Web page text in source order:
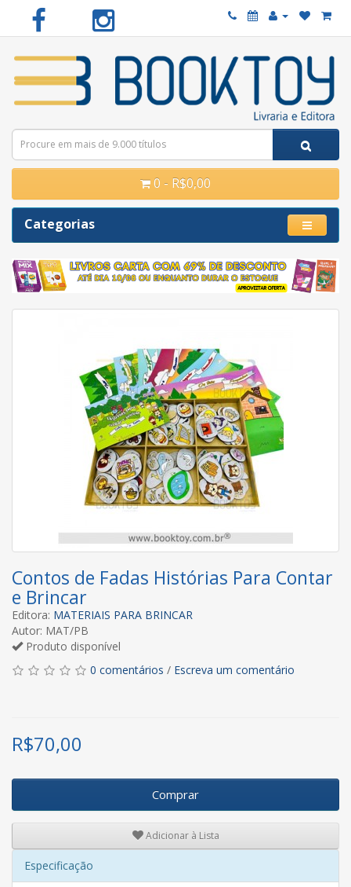
0 - R$0,00
Categorias
Contos de Fadas Histórias Para Contar
e Brincar
Editora: MATERIAIS PARA BRINCAR
Autor: MAT/PB
Produto disponível
0 comentários / Escreva um comentário
R$70,00
Comprar
Adicionar à Lista
Especificação